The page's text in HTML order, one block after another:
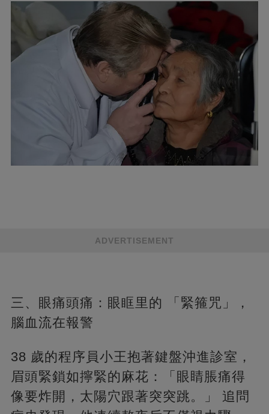
ADVERTISEMENT
三、眼痛頭痛：眼眶里的 「緊箍咒」，
腦血流在報警
38 歲的程序員小王抱著鍵盤沖進診室，
眉頭緊鎖如擰緊的麻花：「眼睛脹痛得
像要炸開，太陽穴跟著突突跳。」 追問